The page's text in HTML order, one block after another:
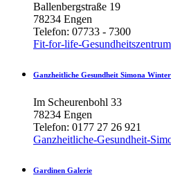
Ballenbergstraße 19
78234 Engen
Telefon: 07733 - 7300
Fit-for-life-Gesundheitszentrum
Ganzheitliche Gesundheit Simona Winter
Im Scheurenbohl 33
78234 Engen
Telefon: 0177 27 26 921
Ganzheitliche-Gesundheit-
Gardinen Galerie